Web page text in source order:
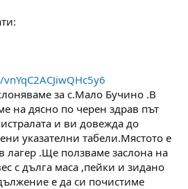
за с.Мало Бучино .В
на дясно по черен здрав път
и ви довежда до
указателни табели.Мястото е
лагер .Ще ползваме заслона на
с дълга маса ,пейки и зидано
е да си почистиме